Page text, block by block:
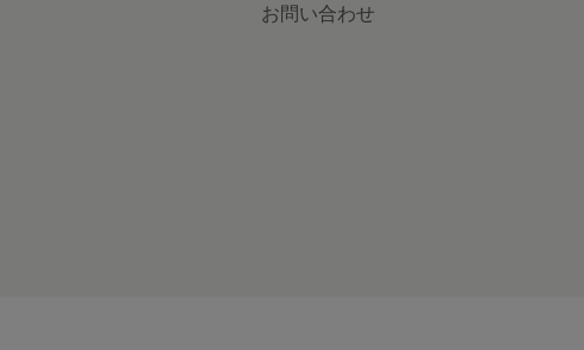
お問い合わせ